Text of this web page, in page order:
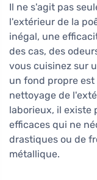
Il ne s'agit pas
l'extérieur de la
inégal, une
des cas, des
vous cuisinez sur
un fond propre
nettoyage de
laborieux, il existe
efficaces qui ne
drastiques ou de
métallique.